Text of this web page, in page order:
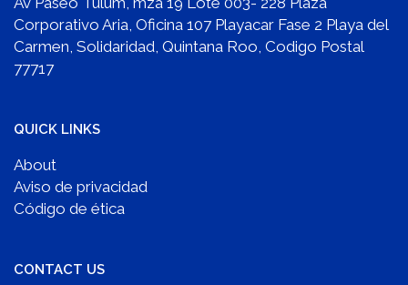
Corporativo Aria, Oficina 107 Playacar Fase 2 Playa del
Carmen, Solidaridad, Quintana Roo, Codigo Postal
77717
QUICK LINKS
About
Aviso de privacidad
Código de ética
CONTACT US